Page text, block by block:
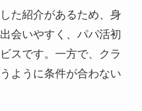
た紹介があるため、身
会いやすく、パパ活初
スです。一方で、クラ
ように条件が合わない